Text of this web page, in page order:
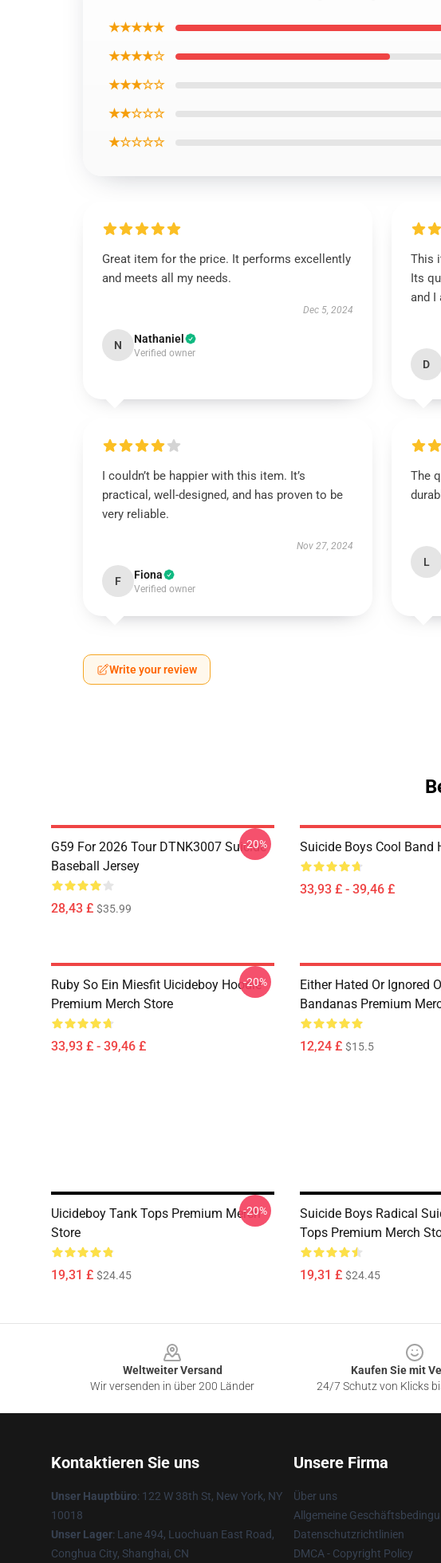
★★★★★
★★★★☆
★★★☆☆
★★☆☆☆
★☆☆☆☆
Great item for the price. It performs excellently
and meets all my needs.
Dec 5, 2024
N Nathaniel
Verified owner
This
Its
and I
D
I couldn’t be happier with this item. It’s
practical, well-designed, and has proven to be
very reliable.
Nov 27, 2024
F Fiona
Verified owner
The
L
Write your review
G59 For 2026 Tour DTNK3007 Suicide
Baseball Jersey
28,43 £ $35.99
-20% Suicide Boys Cool Band
33,93 £ - 39,46 £
Ruby So Ein Miesfit Uicideboy Hoodie
Premium Merch Store
33,93 £ - 39,46 £
-20%
Either Hated Or Ignored
Bandanas Premium
12,24 £ $15.5
Uicideboy Tank Tops Premium Merch
Store
19,31 £ $24.45
-20%
Suicide Boys Radical
Tops Premium Merch
19,31 £ $24.45
Weltweiter Versand
Wir versenden in über 200 Länder
Kaufen Sie mit
24/7 Schutz von Klicks
Kontaktieren Sie uns
Unser Hauptbüro: 122 W 38th St, New York, NY
10018
Unser Lager: Lane 494, Luochuan East Road,
Conghua City, Shanghai, CN
Unsere Firma
Über uns
Allgemeine
Datenschutzrichtlinien
DMCA - Copyright Policy